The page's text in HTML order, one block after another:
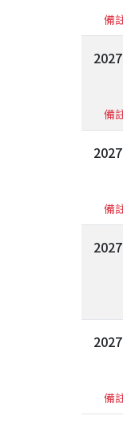
備
備
備
備